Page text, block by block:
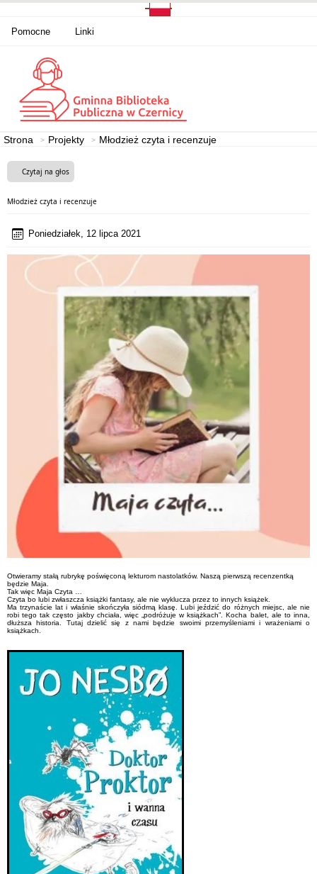
Pomocne Linki
Strona Projekty Młodzież czyta i recenzuje
Czytaj na głos
Młodzież czyta i recenzuje
Poniedziałek, 12 lipca 2021
Otwieramy stałą rubrykę poświęconą lekturom nastolatków. Naszą pierwszą recenzentką
będzie Maja.
Tak więc Maja Czyta …
Czyta bo lubi zwłaszcza książki fantasy, ale nie wyklucza przez to innych książek.
Ma trzynaście lat i właśnie skończyła siódmą klasę. Lubi jeździć do różnych miejsc, ale nie
robi tego tak często jakby chciała, więc „podróżuje w książkach”. Kocha balet, ale to inna,
dłuższa historia. Tutaj dzielić się z nami będzie swoimi przemyśleniami i wrażeniami o
książkach.